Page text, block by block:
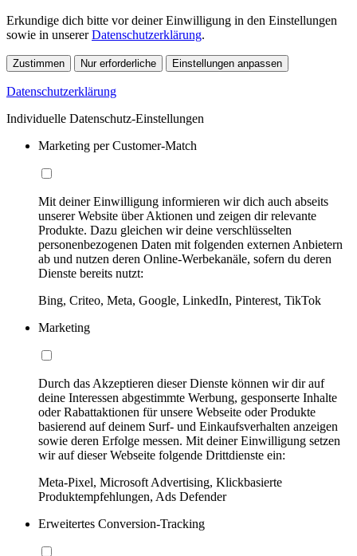
Erkundige dich bitte vor deiner Einwilligung in den Einstellungen
sowie in unsererDatenschutzerklärung.
Zustimmen Nur erforderliche Einstellungen anpassen
Datenschutzerklärung
Individuelle Datenschutz-Einstellungen
Marketing per Customer-Match
Mit deiner Einwilligung informieren wir dich auch abseits
unserer Website über Aktionen und zeigen dir relevante
Produkte. Dazu gleichen wir deine verschlüsselten
personenbezogenen Daten mit folgenden externen Anbietern
ab und nutzen deren Online-Werbekanäle, sofern du deren
Dienste bereits nutzt:
Bing, Criteo, Meta, Google, LinkedIn, Pinterest, TikTok
Marketing
Durch das Akzeptieren dieser Dienste können wir dir auf
deine Interessen abgestimmte Werbung, gesponserte Inhalte
oder Rabattaktionen für unsere Webseite oder Produkte
basierend auf deinem Surf- und Einkaufsverhalten anzeigen
sowie deren Erfolge messen. Mit deiner Einwilligung setzen
wir auf dieser Webseite folgende Drittdienste ein:
Meta-Pixel, Microsoft Advertising, Klickbasierte
Produktempfehlungen, Ads Defender
Erweitertes Conversion-Tracking